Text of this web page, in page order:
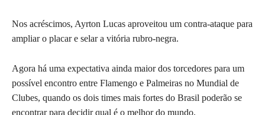
Nos acréscimos, Ayrton Lucas aproveitou um contra-ataque para
ampliar o placar e selar a vitória rubro-negra.
Agora há uma expectativa ainda maior dos torcedores para um
possível encontro entre Flamengo e Palmeiras no Mundial de
Clubes, quando os dois times mais fortes do Brasil poderão se
encontrar para decidir qual é o melhor do mundo.